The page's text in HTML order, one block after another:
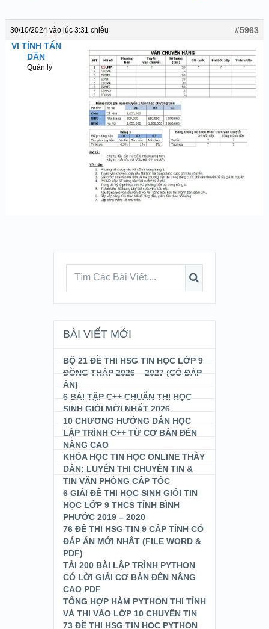
30/10/2024 vào lúc 3:31 chiều
#5963
VI TÍNH TẤN
DÂN
Quản lý
BÀI VIẾT MỚI
BỘ 21 ĐỀ THI HSG TIN HỌC LỚP 9
ĐỒNG THÁP 2026 – 2027 (CÓ ĐÁP
ÁN)
6 BÀI TẬP C++ CHUẨN THI HỌC
SINH GIỎI MỚI NHẤT 2026
10 CHƯƠNG HƯỚNG DẪN HỌC
LẬP TRÌNH C++ TỪ CƠ BẢN ĐẾN
NÂNG CAO
KHÓA HỌC TIN HỌC ONLINE THẦY
DÂN: LUYỆN THI CHUYÊN TIN &
TIN VĂN PHÒNG CẤP TỐC
6 GIẢI ĐỀ THI HỌC SINH GIỎI TIN
HỌC LỚP 9 THCS TỈNH BÌNH
PHƯỚC 2019 – 2020
76 ĐỀ THI HSG TIN 9 CẤP TỈNH CÓ
ĐÁP ÁN MỚI NHẤT (FILE WORD &
PDF)
TẢI 200 BÀI LẬP TRÌNH PYTHON
CÓ LỜI GIẢI CƠ BẢN ĐẾN NÂNG
CAO PDF
TỔNG HỢP HÀM PYTHON THI TỈNH
VÀ THI VÀO LỚP 10 CHUYÊN TIN
73 ĐỀ THI HSG TIN HỌC PYTHON